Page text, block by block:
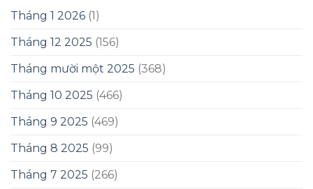
Tháng 1 2026 (1)
Tháng 12 2025 (156)
Tháng mười một 2025 (368)
Tháng 10 2025 (466)
Tháng 9 2025 (469)
Tháng 8 2025 (99)
Tháng 7 2025 (266)